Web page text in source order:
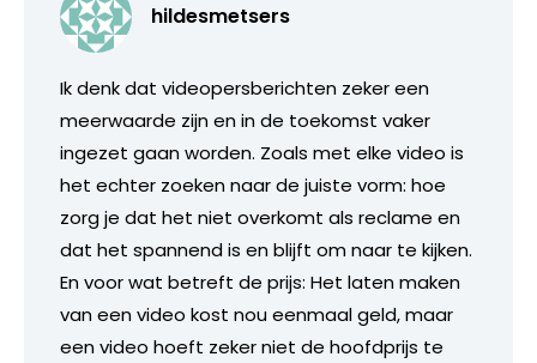
hildesmetsers
Ik denk dat videopersberichten zeker een
meerwaarde zijn en in de toekomst vaker
ingezet gaan worden. Zoals met elke video is
het echter zoeken naar de juiste vorm: hoe
zorg je dat het niet overkomt als reclame en
dat het spannend is en blijft om naar te kijken.
En voor wat betreft de prijs: Het laten maken
van een video kost nou eenmaal geld, maar
een video hoeft zeker niet de hoofdprijs te